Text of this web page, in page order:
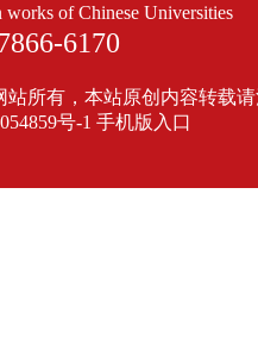
of Chinese Universities
6170
所有，本站原创内容转载
号-1 手机版入口